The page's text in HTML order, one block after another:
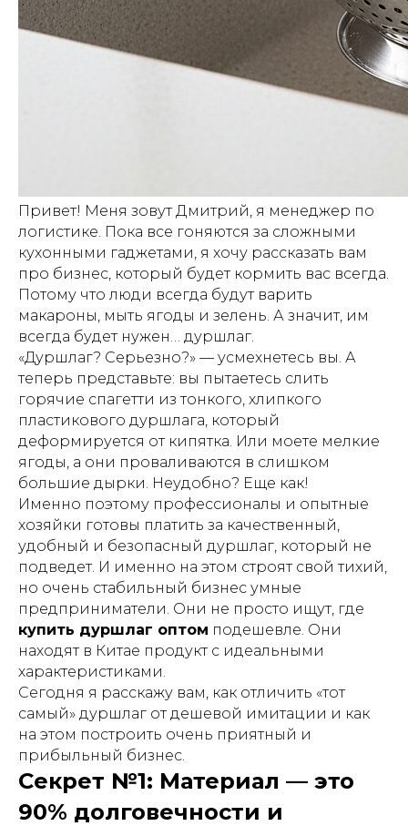
Привет! Меня зовут Дмитрий, я менеджер по
логистике. Пока все гоняются за сложными
кухонными гаджетами, я хочу рассказать вам
про бизнес, который будет кормить вас всегда.
Потому что люди всегда будут варить
макароны, мыть ягоды и зелень. А значит, им
всегда будет нужен… дуршлаг.
«Дуршлаг? Серьезно?» — усмехнетесь вы. А
теперь представьте: вы пытаетесь слить
горячие спагетти из тонкого, хлипкого
пластикового дуршлага, который
деформируется от кипятка. Или моете мелкие
ягоды, а они проваливаются в слишком
большие дырки. Неудобно? Еще как!
Именно поэтому профессионалы и опытные
хозяйки готовы платить за качественный,
удобный и безопасный дуршлаг, который не
подведет. И именно на этом строят свой тихий,
но очень стабильный бизнес умные
предприниматели. Они не просто ищут, где
купить дуршлаг оптом подешевле. Они
находят в Китае продукт с идеальными
характеристиками.
Сегодня я расскажу вам, как отличить «тот
самый» дуршлаг от дешевой имитации и как
на этом построить очень приятный и
прибыльный бизнес.
Секрет №1: Материал — это
90% долговечности и